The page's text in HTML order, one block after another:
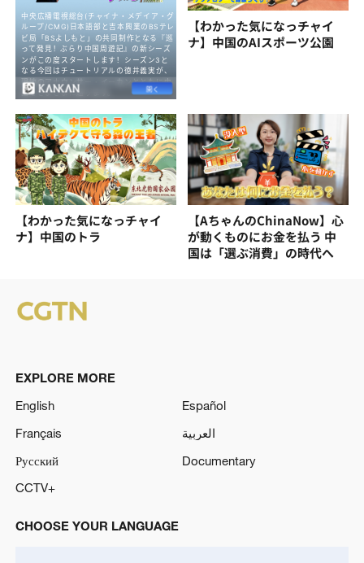
【わかった気になっチャイ
ナ】中国のAIスポーツ公園
【わかった気になっチャイ
ナ】中国のトラ
【AちゃんのChinaNow】心
が動くものにお金を払う 中
国は「選ぶ消費」の時代へ
EXPLORE MORE
English
Español
Français
العربية
Русский
Documentary
CCTV+
CHOOSE YOUR LANGUAGE